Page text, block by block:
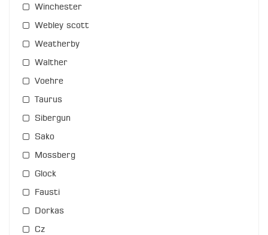
Winchester
Webley scott
Weatherby
Walther
Voehre
Taurus
Sibergun
Sako
Mossberg
Glock
Fausti
Dorkas
Cz